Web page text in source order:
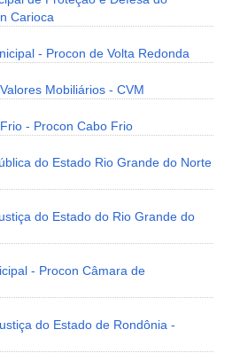
Carioca
- Procon de Volta Redonda
Mobiliários - CVM
- Procon Cabo Frio
do Estado Rio Grande do Norte
do Estado do Rio Grande do
- Procon Câmara de
do Estado de Rondônia -